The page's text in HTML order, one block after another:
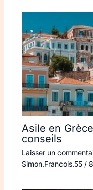
Asile en
conseils
Laisser un
Simon.Francois.55 /